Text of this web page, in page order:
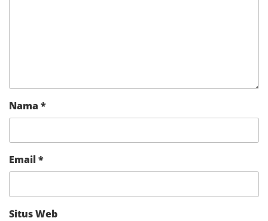
Nama *
Email *
Situs Web